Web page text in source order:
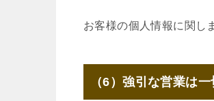
お客様の個人情報に関し
（6）強引な営業は一